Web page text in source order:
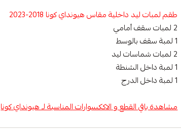
طقم لمبات ليد داخلية مقاس هيونداي كونا 2018-2023
2 لمبات سقف أمامي
1 لمبة سقف بالوسط
2 لمبات شماسات ليد
1 لمبة داخل الشنطة
1 لمبة داخل الدرج
مشاهدة باقي القطع و الاككسوارات المناسبة لـ هيونداي كونا